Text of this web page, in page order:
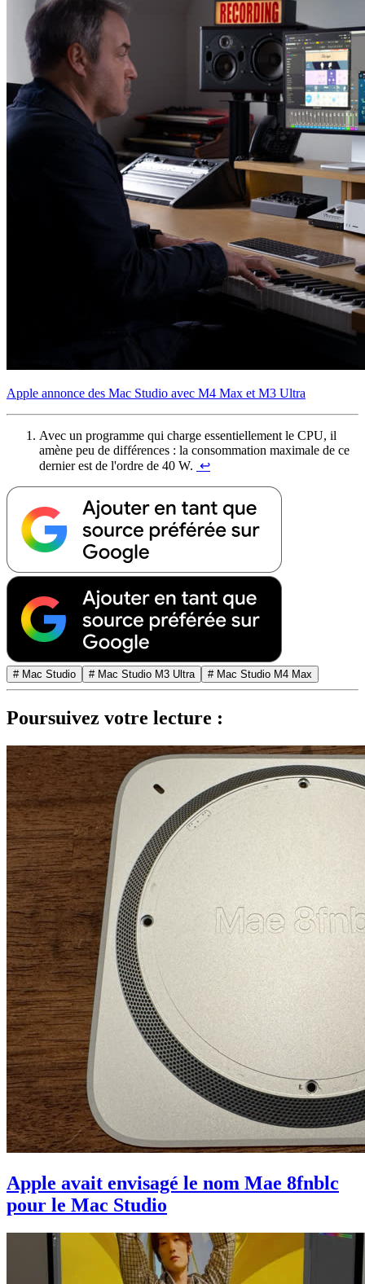
Apple annonce des Mac Studio avec M4 Max et M3 Ultra
Avec un programme qui charge essentiellement le CPU, il
amène peu de différences : la consommation maximale de ce
dernier est de l'ordre de 40 W. ↩︎
# Mac Studio # Mac Studio M3 Ultra # Mac Studio M4 Max
Poursuivez votre lecture :
Apple avait envisagé le nom Mae 8fnblc
pour le Mac Studio